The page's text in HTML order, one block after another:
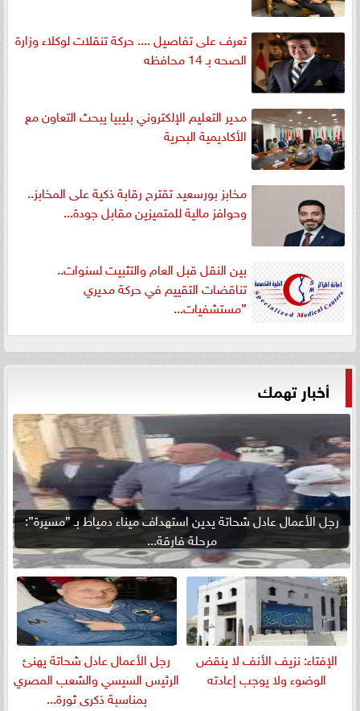
تعرف على تفاصيل .... حركة تنقلات لوكلاء وزارة
الصحه بـ 14 محافظه
مدير التعليم الإلكتروني بليبيا يبحث التعاون مع
الأكاديمية البحرية
مخابز بورسعيد تقترح رقابة ذكية على المخابز..
وحوافز مالية للمتميزين مقابل جودة...
بين النقل قبل العام والتثبيت لسنوات..
تناقضات التقييم في حركة مديري
”مستشفيات...
أخبار تهمك
رجل الأعمال عادل شحاتة يدين استهداف ميناء دمياط بـ ”مسيرة”:
مرحلة فارقة...
الإفتاء: نزيف الأنف لا ينقض
الوضوء ولا يوجب إعادته
رجل الأعمال عادل شحاتة يهنئ
الرئيس السيسي والشعب المصري
بمناسبة ذكرى ثورة...